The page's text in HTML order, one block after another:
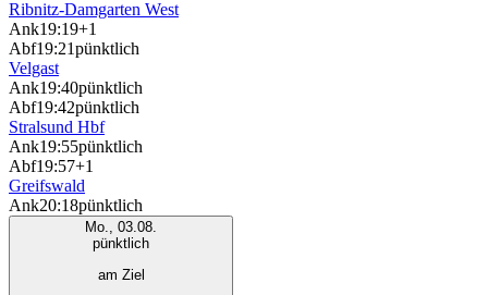
Ribnitz-Damgarten West
Ank19:19+1
Abf19:21pünktlich
Velgast
Ank19:40pünktlich
Abf19:42pünktlich
Stralsund Hbf
Ank19:55pünktlich
Abf19:57+1
Greifswald
Ank20:18pünktlich
Mo., 03.08.
pünktlich
am Ziel